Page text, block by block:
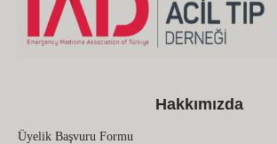
Hakkımızda
Üyelik Başvuru Formu